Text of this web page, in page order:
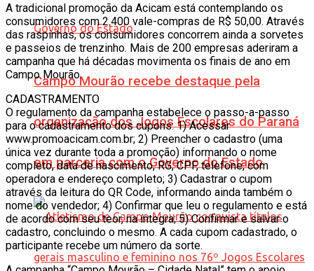
Campo Mourão recebe destaque pela
organização dos Jogos Escolares do Paraná
em parceria com o Governo do Estado
A tradicional promoção da Acicam está contemplando os
consumidores com 2.400 vale-compras de R$ 50,00. Através
das raspinhas, os consumidores concorrem ainda a sorvetes
e passeios de trenzinho. Mais de 200 empresas aderiram a
campanha que há décadas movimenta os finais de ano em
Campo Mourão.
CADASTRAMENTO
O regulamento da campanha estabelece o passo-a-passo
para o cadastramento dos cupons: 1) Acessar
www.promoacicam.com.br; 2) Preencher o cadastro (uma
única vez durante toda a promoção) informando o nome
completo, data de nascimento, RG, CPF, telefone, com
operadora e endereço completo; 3) Cadastrar o cupom
através da leitura do QR Code, informando ainda também o
nome do vendedor; 4) Confirmar que leu o regulamento e está
de acordo com seu teor, na íntegra; 5) Confirmar e salvar o
cadastro, concluindo o mesmo. A cada cupom cadastrado, o
participante recebe um número da sorte.